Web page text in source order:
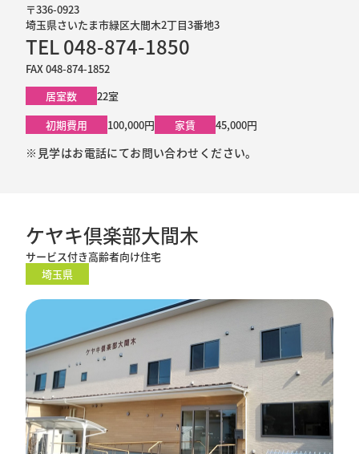
〒336-0923
埼玉県さいたま市緑区大間木2丁目3番地3
TEL 048-874-1850
FAX 048-874-1852
居室数
22室
初期費用
100,000円 家賃 45,000円
※見学はお電話にてお問い合わせください。
ケヤキ倶楽部大間木
サービス付き高齢者向け住宅
埼玉県